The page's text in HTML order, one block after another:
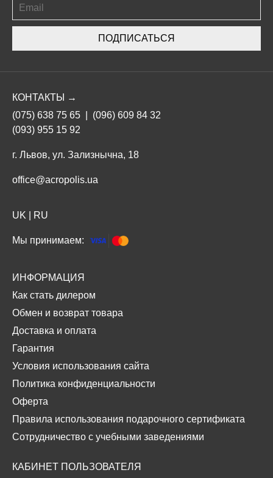
ПОДПИСАТЬСЯ
КОНТАКТЫ →
(075) 638 75 65
(096) 609 84 32
(093) 955 15 92
г. Львов, ул. Зализнычна, 18
office@acropolis.ua
UK RU
Мы принимаем:
ИНФОРМАЦИЯ
Как стать дилером
Обмен и возврат товара
Доставка и оплата
Гарантия
Условия использования сайта
Политика конфиденциальности
Оферта
Правила использования подарочного сертификата
Сотрудничество с учебными заведениями
КАБИНЕТ ПОЛЬЗОВАТЕЛЯ